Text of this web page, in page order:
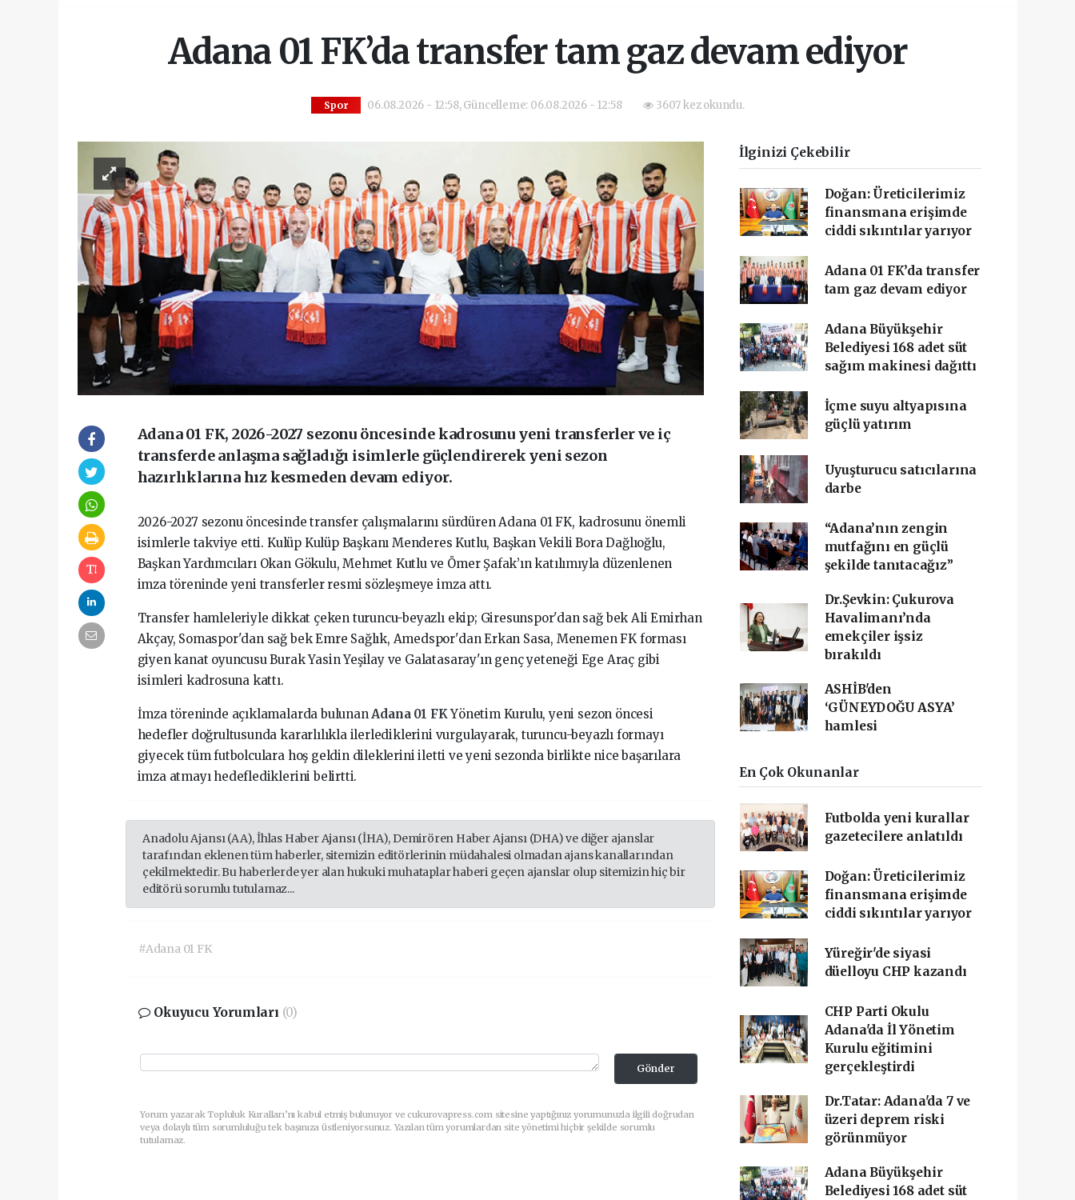
Adana 01 FK’da transfer tam gaz devam ediyor
Spor 06.08.2026 - 12:58, Güncelleme: 06.08.2026 - 12:58 3607 kez okundu.
Adana 01 FK, 2026-2027 sezonu öncesinde kadrosunu yeni transferler ve iç
transferde anlaşma sağladığı isimlerle güçlendirerek yeni sezon
hazırlıklarına hız kesmeden devam ediyor.
2026-2027 sezonu öncesinde transfer çalışmalarını sürdüren Adana 01 FK, kadrosunu önemli
isimlerle takviye etti. Kulüp Kulüp Başkanı Menderes Kutlu, Başkan Vekili Bora Dağlıoğlu,
Başkan Yardımcıları Okan Gökulu, Mehmet Kutlu ve Ömer Şafak’ın katılımıyla düzenlenen
imza töreninde yeni transferler resmi sözleşmeye imza attı.
Transfer hamleleriyle dikkat çeken turuncu-beyazlı ekip; Giresunspor'dan sağ bek Ali Emirhan
Akçay, Somaspor'dan sağ bek Emre Sağlık, Amedspor'dan Erkan Sasa, Menemen FK forması
giyen kanat oyuncusu Burak Yasin Yeşilay ve Galatasaray'ın genç yeteneği Ege Araç gibi
isimleri kadrosuna kattı.
İmza töreninde açıklamalarda bulunanAdana 01 FKYönetim Kurulu, yeni sezon öncesi
hedefler doğrultusunda kararlılıkla ilerlediklerini vurgulayarak, turuncu-beyazlı formayı
giyecek tüm futbolculara hoş geldin dileklerini iletti ve yeni sezonda birlikte nice başarılara
imza atmayı hedeflediklerini belirtti.
Anadolu Ajansı (AA), İhlas Haber Ajansı (İHA), Demirören Haber Ajansı (DHA) ve diğer ajanslar
tarafından eklenen tüm haberler, sitemizin editörlerinin müdahalesi olmadan ajans kanallarından
çekilmektedir. Bu haberlerde yer alan hukuki muhataplar haberi geçen ajanslar olup sitemizin hiç bir
editörü sorumlu tutulamaz...
#Adana 01 FK
Okuyucu Yorumları (0)
Gönder
Yorum yazarak Topluluk Kuralları’nı kabul etmiş bulunuyor ve cukurovapress.com sitesine yaptığınız yorumunuzla ilgili doğrudan
veya dolaylı tüm sorumluluğu tek başınıza üstleniyorsunuz. Yazılan tüm yorumlardan site yönetimi hiçbir şekilde sorumlu
tutulamaz.
İlginizi Çekebilir
Doğan: Üreticilerimiz
finansmana erişimde
ciddi sıkıntılar yarıyor
Adana 01 FK’da transfer
tam gaz devam ediyor
Adana Büyükşehir
Belediyesi 168 adet süt
sağım makinesi dağıttı
İçme suyu altyapısına
güçlü yatırım
Uyuşturucu satıcılarına
darbe
“Adana’nın zengin
mutfağını en güçlü
şekilde tanıtacağız”
Dr.Şevkin: Çukurova
Havalimanı’nda
emekçiler işsiz
bırakıldı
ASHİB'den
‘GÜNEYDOĞU ASYA’
hamlesi
En Çok Okunanlar
Futbolda yeni kurallar
gazetecilere anlatıldı
Doğan: Üreticilerimiz
finansmana erişimde
ciddi sıkıntılar yarıyor
Yüreğir'de siyasi
düelloyu CHP kazandı
CHP Parti Okulu
Adana'da İl Yönetim
Kurulu eğitimini
gerçekleştirdi
Dr.Tatar: Adana'da 7 ve
üzeri deprem riski
görünmüyor
Adana Büyükşehir
Belediyesi 168 adet süt